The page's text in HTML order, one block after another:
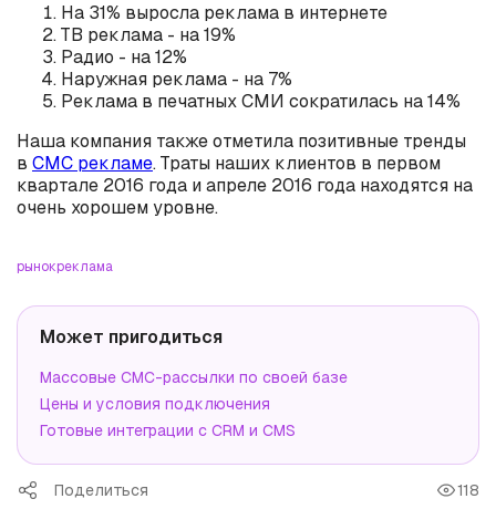
На 31% выросла реклама в интернете
ТВ реклама - на 19%
Радио - на 12%
Наружная реклама - на 7%
Реклама в печатных СМИ сократилась на 14%
Наша компания также отметила позитивные тренды
в СМС рекламе. Траты наших клиентов в первом
квартале 2016 года и апреле 2016 года находятся на
очень хорошем уровне.
рынокреклама
Может пригодиться
Массовые СМС-рассылки по своей базе
Цены и условия подключения
Готовые интеграции с CRM и CMS
Поделиться 118